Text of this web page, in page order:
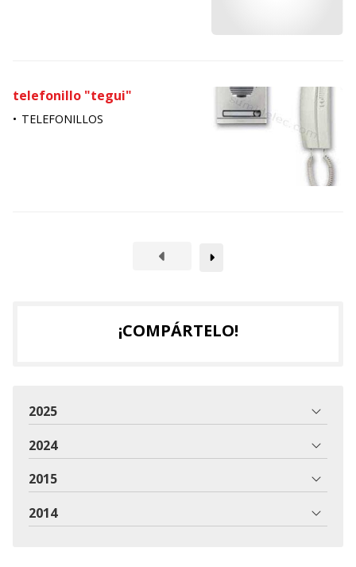
telefonillo "tegui"
TELEFONILLOS
¡COMPÁRTELO!
2025
2024
2015
2014